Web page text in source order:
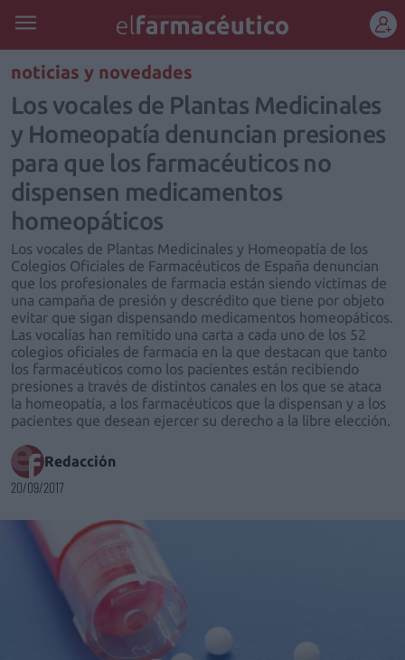
REGÍSTRATE
noticias y novedades
Los vocales de Plantas Medicinales
y Homeopatía denuncian presiones
para que los farmacéuticos no
dispensen medicamentos
homeopáticos
Los vocales de Plantas Medicinales y Homeopatía de los
Colegios Oficiales de Farmacéuticos de España denuncian
que los profesionales de farmacia están siendo víctimas de
una campaña de presión y descrédito que tiene por objeto
evitar que sigan dispensando medicamentos homeopáticos.
Las vocalías han remitido una carta a cada uno de los 52
colegios oficiales de farmacia en la que destacan que tanto
los farmacéuticos como los pacientes están recibiendo
presiones a través de distintos canales en los que se ataca
la homeopatía, a los farmacéuticos que la dispensan y a los
pacientes que desean ejercer su derecho a la libre elección.
Redacción
20/09/2017